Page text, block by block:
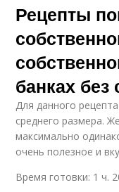
Рецепты
банках без
Для данного
среднего размера.
максимально
очень полезное и
Время готовки: 1 ч.